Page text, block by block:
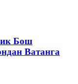
Бош
Ватанга